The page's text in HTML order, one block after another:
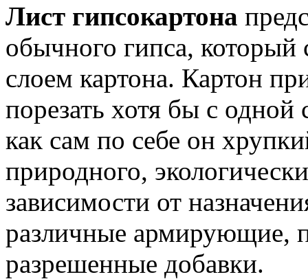
Лист гипсокартона
обычного гипса,
слоем картона. Картон
порезать хотя бы с одной
как сам по себе он
природного,
зависимости от
различные армирующие,
разрешенные добавки.